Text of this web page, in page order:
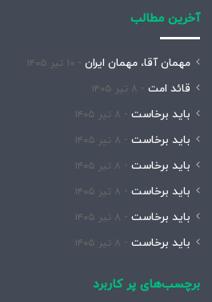
آخرین مطالب
مهمان آقا، مهمان ایران ۱۰ تیر ۱۴۰۵
قائد امت ۸ تیر ۱۴۰۵
باید برخاست ۸ تیر ۱۴۰۵
باید برخاست ۸ تیر ۱۴۰۵
باید برخاست ۸ تیر ۱۴۰۵
باید برخاست ۸ تیر ۱۴۰۵
باید برخاست ۸ تیر ۱۴۰۵
باید برخاست ۸ تیر ۱۴۰۵
برچسب‌های پر کاربرد